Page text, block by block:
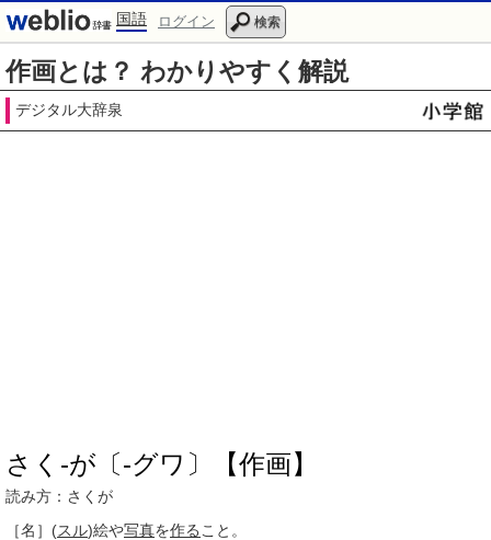
国語 ログイン 検索
作画とは？ わかりやすく解説
デジタル大辞泉
さく‐が〔‐グワ〕【作画】
読み方：さくが
［名］ (スル)絵や写真を作る こと。